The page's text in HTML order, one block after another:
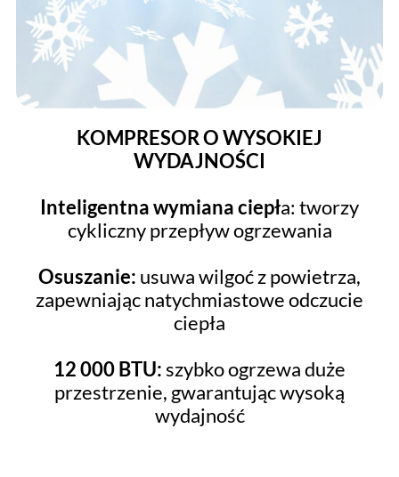
KOMPRESOR O WYSOKIEJ
WYDAJNOŚCI
Inteligentna wymiana ciepła: tworzy
cykliczny przepływ ogrzewania
Osuszanie: usuwa wilgoć z powietrza,
zapewniając natychmiastowe odczucie
ciepła
12 000 BTU:szybko ogrzewa duże
przestrzenie, gwarantując wysoką
wydajność